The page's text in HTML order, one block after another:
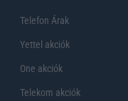
Telefon Árak
Yettel akciók
One akciók
Telekom akciók